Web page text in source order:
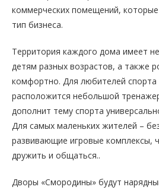
коммерческих помещений,
тип бизнеса.
Территория каждого дома имеет
детям разных возрастов, а также
комфортно. Для любителей
расположится небольшой
дополнит тему спорта
Для самых маленьких жителей –
развивающие игровые комплексы,
дружить и общаться..
Дворы «Смородины» будут